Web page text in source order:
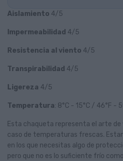
Aislamiento 4/5
Impermeabilidad 4/5
Resistencia al viento 4/5
Transpirabilidad 4/5
Ligereza 4/5
Temperatura: 8°C - 15°C / 46°F -
Esta chaqueta representa el arte
caso de temperaturas frescas.
en los que necesitas algo de
pero que no es lo suficiente frío